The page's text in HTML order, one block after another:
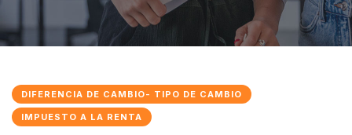
DIFERENCIA DE CAMBIO- TIPO DE CAMBIO
IMPUESTO A LA RENTA